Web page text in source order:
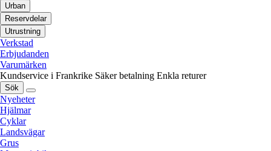
Urban
Reservdelar
Utrustning
Verkstad
Erbjudanden
Varumärken
Kundservice i Frankrike Säker betalning Enkla returer
Sök
Nyeheter
Hjälmar
Cyklar
Landsvägar
Grus